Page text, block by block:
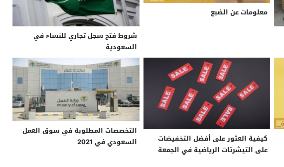
معلومات عن الضبع
شروط فتح سجل تجاري للنساء في
السعودية
كيفية العثور على أفضل التخفيضات
على التيشرتات الرياضية في الجمعة
التخصصات المطلوبة في سوق العمل
السعودي في 2021